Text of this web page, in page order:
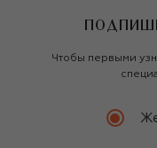
Чтобы первыми